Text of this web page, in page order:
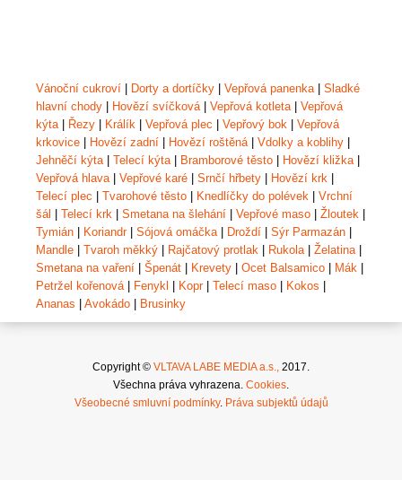
Vánoční cukroví | Dorty a dortíčky | Vepřová panenka | Sladké
hlavní chody | Hovězí svíčková | Vepřová kotleta | Vepřová
kýta | Řezy | Králík | Vepřová plec | Vepřový bok | Vepřová
krkovice | Hovězí zadní | Hovězí roštěná | Vdolky a koblihy |
Jehněčí kýta | Telecí kýta | Bramborové těsto | Hovězí kližka |
Vepřová hlava | Vepřové karé | Srnčí hřbety | Hovězí krk |
Telecí plec | Tvarohové těsto | Knedlíčky do polévek | Vrchní
šál | Telecí krk | Smetana na šlehání | Vepřové maso | Žloutek |
Tymián | Koriandr| Sójová omáčka | Droždí | Sýr Parmazán |
Mandle | Tvaroh měkký | Rajčatový protlak | Rukola | Želatina |
Smetana na vaření | Špenát | Krevety | Ocet Balsamico | Mák |
Petržel kořenová | Fenykl | Kopr| Telecí maso | Kokos |
Ananas | Avokádo | Brusinky
Copyright © VLTAVA LABE MEDIA a.s.,
2017.
Všechna práva vyhrazena. Cookies
Všeobecné smluvní podmínky. Práva subjektů údajů